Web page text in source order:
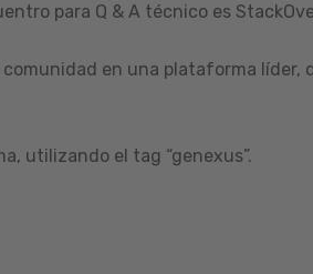
para Q & A técnico es
en una plataforma líder,
utilizando el tag “genexus”.